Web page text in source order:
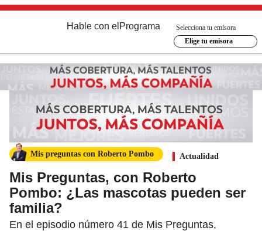
Hable con el Programa
Selecciona tu emisora
Elige tu emisora
Mis preguntas con Roberto Pombo Actualidad
Mis Preguntas, con Roberto
Pombo: ¿Las mascotas pueden ser
familia?
En el episodio número 41 de Mis Preguntas,